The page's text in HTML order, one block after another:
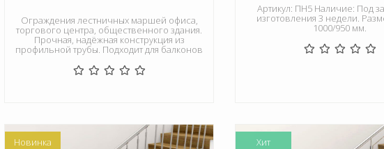
Ограждения лестничных маршей офиса,
торгового центра, общественного здания.
Прочная, надёжная конструкция из
профильной трубы. Подходит для балконов
Артикул: ПН5 Наличие: Под
изготовления 3 недели.
1000/950 мм.
Новинка Хит